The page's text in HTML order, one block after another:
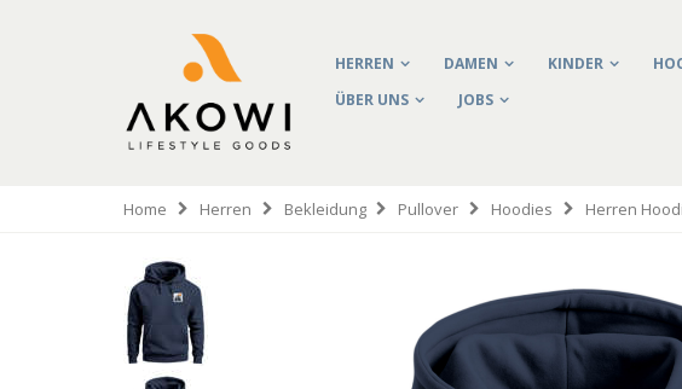
HERREN DAMEN KINDER
ÜBER UNS
JOBS
Home Herren Bekleidung Pullover Hoodies Herren